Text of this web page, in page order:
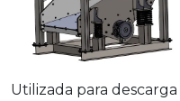
Utilizada para